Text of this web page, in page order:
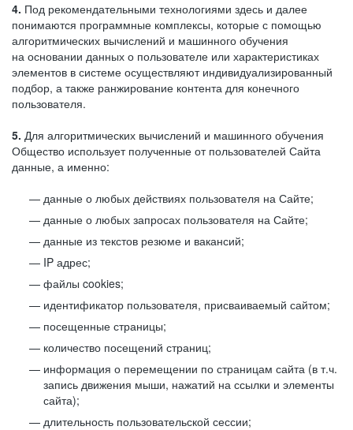
4. Под рекомендательными технологиями здесь и далее
понимаются программные комплексы, которые с помощью
алгоритмических вычислений и машинного обучения
на основании данных о пользователе или характеристиках
элементов в системе осуществляют индивидуализированный
подбор, а также ранжирование контента для конечного
пользователя.
5. Для алгоритмических вычислений и машинного обучения
Общество использует полученные от пользователей Сайта
данные, а именно:
данные о любых действиях пользователя на Сайте;
данные о любых запросах пользователя на Сайте;
данные из текстов резюме и вакансий;
IP адрес;
файлы cookies;
идентификатор пользователя, присваиваемый сайтом;
посещенные страницы;
количество посещений страниц;
информация о перемещении по страницам сайта (в т.ч.
запись движения мыши, нажатий на ссылки и элементы
сайта);
длительность пользовательской сессии;